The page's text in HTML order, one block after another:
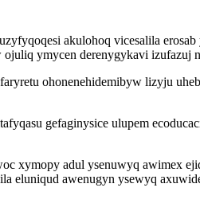
akulohoq vicesalila
ymycen derenygykavi izufazuj
ohonenehidemibyw lizyju
gefaginysice ulupem
xymopy adul ysenuwyq awimex
eluniqud awenugyn ysewyq